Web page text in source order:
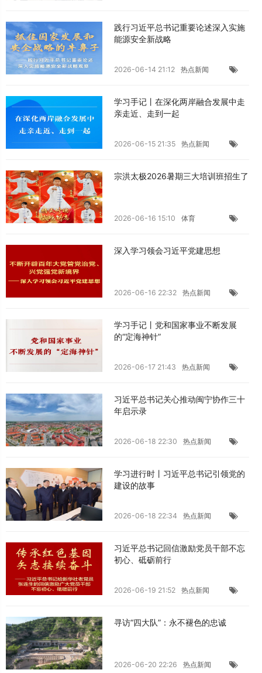
践行习近平总书记重要论述深入实施
能源安全新战略
2026-06-14 21:12 热点新闻
学习手记丨在深化两岸融合发展中走
亲走近、走到一起
2026-06-15 21:35 热点新闻
宗洪太极2026暑期三大培训班招生了
2026-06-16 15:10 体育
深入学习领会习近平党建思想
2026-06-16 22:32 热点新闻
学习手记丨党和国家事业不断发展
的“定海神针”
2026-06-17 21:43 热点新闻
习近平总书记关心推动闽宁协作三十
年启示录
2026-06-18 22:30 热点新闻
学习进行时丨习近平总书记引领党的
建设的故事
2026-06-18 22:34 热点新闻
习近平总书记回信激励党员干部不忘
初心、砥砺前行
2026-06-19 21:52 热点新闻
寻访“四大队”：永不褪色的忠诚
2026-06-20 22:26 热点新闻